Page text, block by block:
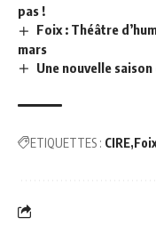
pas !
Foix : Théâtre
mars
Une nouvelle
ETIQUETTES : CIRE